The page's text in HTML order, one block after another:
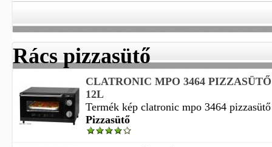
Rács pizzasütő
CLATRONIC MPO 3464
12L
Termék kép clatronic mpo 3464
Pizzasütő